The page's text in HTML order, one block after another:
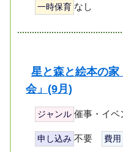
一時保育 なし
星と森と絵本の家
会」(9月)
ジャンル 催事・イベ
申し込み 不要 費用